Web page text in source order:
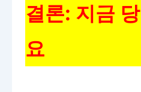
결론: 지금
요